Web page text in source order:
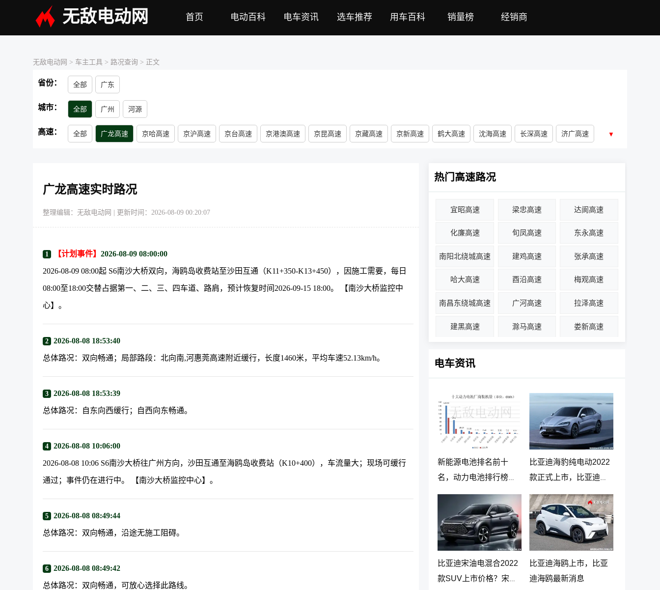
无敌电动网 首页 电动百科 电车资讯 选车推荐 用车百科 销量榜 经销商
无敌电动网 > 车主工具 > 路况查询 > 正文
省份： 全部 广东
城市： 全部 广州 河源
高速： 全部 广龙高速 京哈高速 京沪高速 京台高速 京港澳高速 京昆高速 京藏高速 京新高速 鹤大高速 沈海高速 长深高速 济广高速 ▼
广龙高速实时路况
整理编辑：无敌电动网 更新时间：2026-08-09 00:20:07
1 【计划事件】2026-08-09 08:00:00
2026-08-09 08:00起 S6南沙大桥双向，海鸥岛收费站至沙田互通（K11+350-K13+450），因施工需要，每日
08:00至18:00交替占据第一、二、三、四车道、路肩，预计恢复时间2026-09-15 18:00。 【南沙大桥监控中
心】。
2 2026-08-08 18:53:40
总体路况：双向畅通；局部路段：北向南,河惠莞高速附近缓行，长度1460米，平均车速52.13km/h。
3 2026-08-08 18:53:39
总体路况：自东向西缓行；自西向东畅通。
4 2026-08-08 10:06:00
2026-08-08 10:06 S6南沙大桥往广州方向，沙田互通至海鸥岛收费站（K10+400），车流量大；现场可缓行
通过；事件仍在进行中。 【南沙大桥监控中心】。
5 2026-08-08 08:49:44
总体路况：双向畅通，沿途无施工阻碍。
6 2026-08-08 08:49:42
总体路况：双向畅通，可放心选择此路线。
热门高速路况
宜昭高速 梁忠高速 达阆高速
化廉高速 旬凤高速 东永高速
南阳北绕城高速 建鸡高速 张承高速
哈大高速 酉沿高速 梅观高速
南昌东绕城高速 广河高速 拉泽高速
建黑高速 滁马高速 娄新高速
电车资讯
新能源电池排名前十
名，动力电池排行榜前
十名
比亚迪海豹纯电动2022
款正式上市，比亚迪海
豹纯电动报价20.98万起
比亚迪宋油电混合2022
款SUV上市价格？宋
比亚迪海鸥上市，比亚
迪海鸥最新消息